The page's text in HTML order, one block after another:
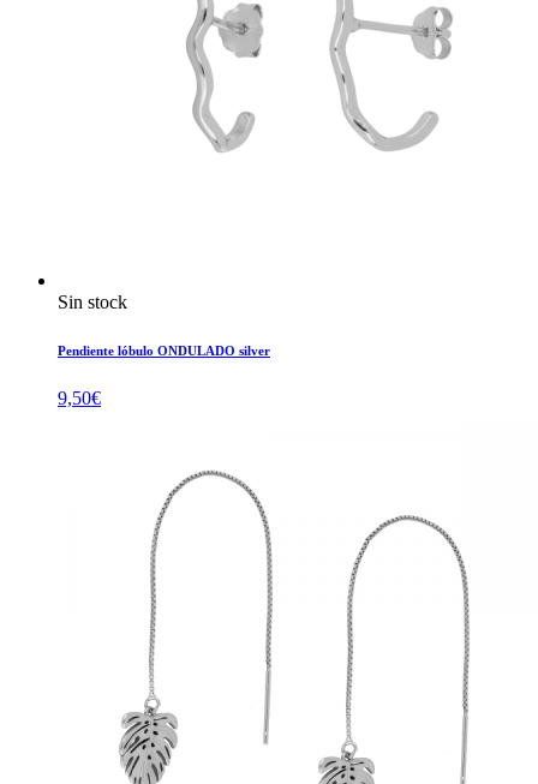
Sin stock
Pendiente lóbulo ONDULADO silver
9,50€